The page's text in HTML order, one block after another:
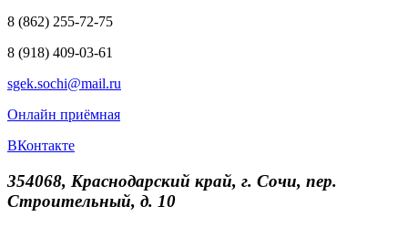
8 (862) 255-72-75
8 (918) 409-03-61
sgek.sochi@mail.ru
Онлайн приёмная
ВКонтакте
354068, Краснодарский край, г. Сочи, пер.
Строительный, д. 10